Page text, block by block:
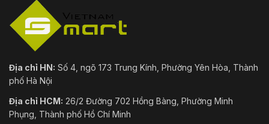
Công suất
đầu ra
12 VDC, tối đa 1000 mA
Sự kiện
Sự kiện
cơ bản
Sự kiện
thông
Phát hiện vượt ranh giới, phát hiện xâm nhập,
Địa chỉ HN: Số 4, ngõ 173 Trung Kính, Phường Yên Hòa, Thành
phố Hà Nội
Địa chỉ HCM: 26/2 Đường 702 Hồng Bàng, Phường Minh
Phụng, Thành phố Hồ Chí Minh